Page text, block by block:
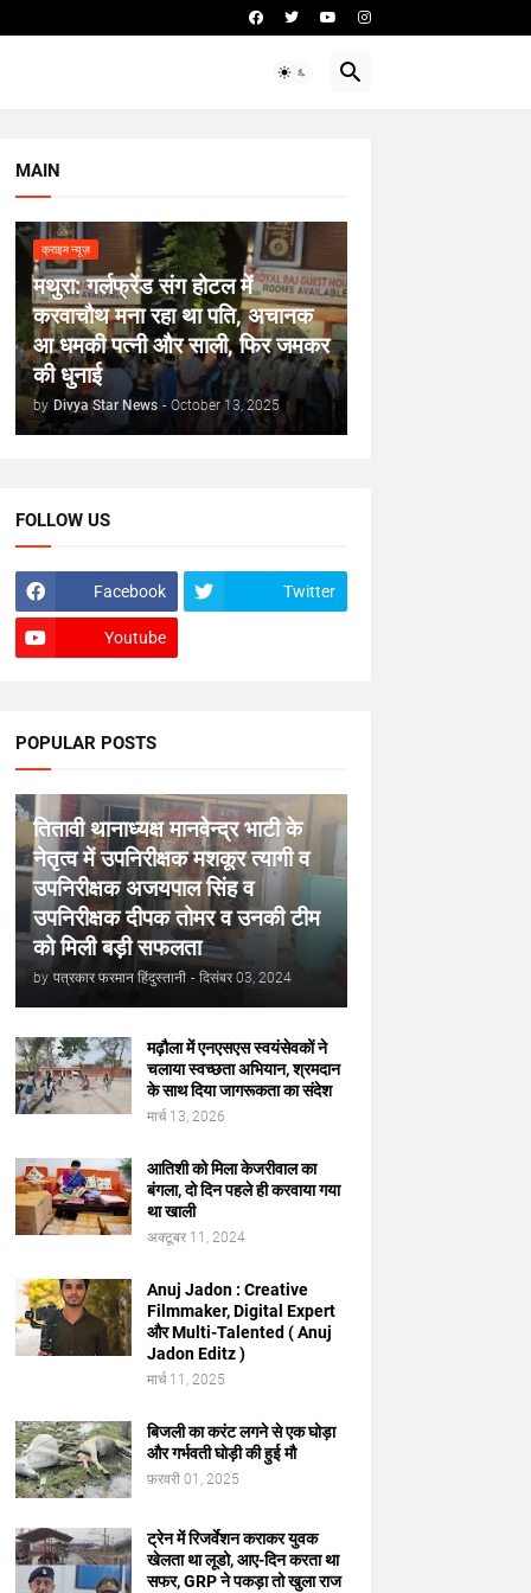
MAIN
क्राइम न्यूज़
मथुरा: गर्लफ्रेंड संग होटल में
करवाचौथ मना रहा था पति, अचानक
आ धमकी पत्नी और साली, फिर जमकर
की धुनाई
by Divya Star News - October 13, 2025
FOLLOW US
Facebook Twitter
Youtube
POPULAR POSTS
तितावी थानाध्यक्ष मानवेन्द्र भाटी के
नेतृत्व में उपनिरीक्षक मशकूर त्यागी व
उपनिरीक्षक अजयपाल सिंह व
उपनिरीक्षक दीपक तोमर व उनकी टीम
को मिली बड़ी सफलता
by पत्रकार फरमान हिंदुस्तानी - दिसंबर 03, 2024
मढ़ौला में एनएसएस स्वयंसेवकों ने
चलाया स्वच्छता अभियान, श्रमदान
के साथ दिया जागरूकता का संदेश
मार्च 13, 2026
आतिशी को मिला केजरीवाल का
बंगला, दो दिन पहले ही करवाया गया
था खाली
अक्टूबर 11, 2024
Anuj Jadon : Creative
Filmmaker, Digital Expert
और Multi-Talented ( Anuj
Jadon Editz )
मार्च 11, 2025
बिजली का करंट लगने से एक घोड़ा
और गर्भवती घोड़ी की हुई मौ
फ़रवरी 01, 2025
ट्रेन में रिजर्वेशन कराकर युवक
खेलता था लूडो, आए-दिन करता था
सफर, GRP ने पकड़ा तो खुला राज